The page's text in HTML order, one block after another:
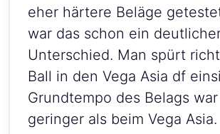
eher härtere Beläge
war das schon ein
Unterschied. Man spürt
Ball in den Vega Asia df
Grundtempo des Belags
geringer als beim Vega Asia.